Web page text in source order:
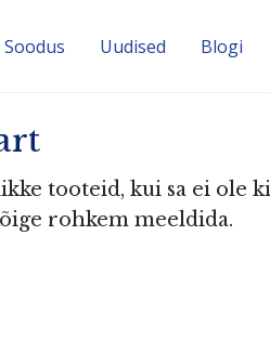
Soodus Uudised Blogi
tooteid, kui sa ei ole
rohkem meeldida.